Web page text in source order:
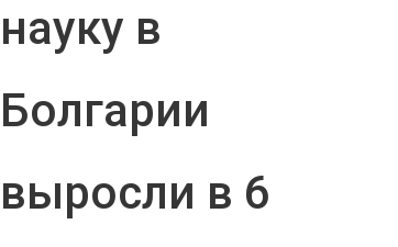
науку в
Болгарии
выросли в 6